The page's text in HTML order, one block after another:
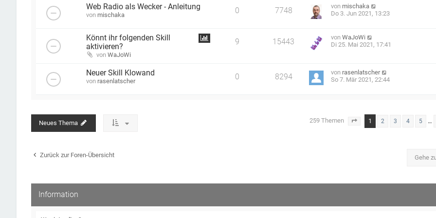
Web Radio als Wecker - Anleitung
von mischaka 0 7748
von mischaka
Do 3. Jun 2021, 13:23
Könnt ihr folgenden Skill
aktivieren?
von WaJoWi
9 15443
vonWaJoWi
Di 25. Mai 2021, 17:41
Neuer Skill Klowand
von rasenlatscher 0 8294
von rasenlatscher
So 7. Mär 2021, 22:44
Neues Thema 259 Themen Seite von 11
1 2 3 4 5 …
Zurück zur Foren-Übersicht Gehe
Information